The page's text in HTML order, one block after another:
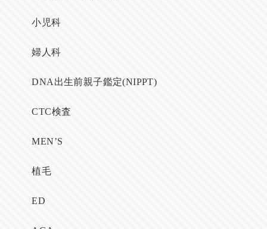
小児科
婦人科
DNA出生前親子鑑定(NIPPT)
CTC検査
MEN’S
植毛
ED